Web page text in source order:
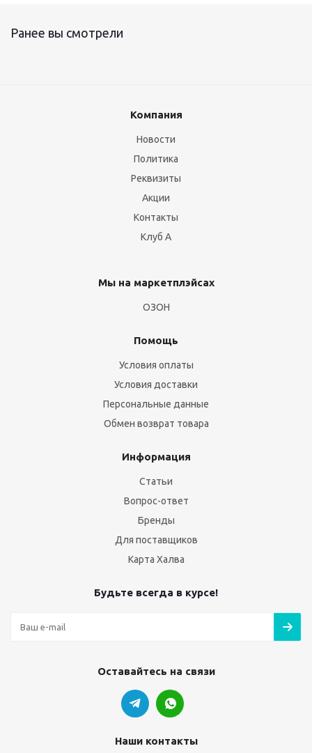
Ранее вы смотрели
Компания
Новости
Политика
Реквизиты
Акции
Контакты
Клуб А
Мы на маркетплэйсах
ОЗОН
Помощь
Условия оплаты
Условия доставки
Персональные данные
Обмен возврат товара
Информация
Статьи
Вопрос-ответ
Бренды
Для поставщиков
Карта Халва
Будьте всегда в курсе!
Оставайтесь на связи
Наши контакты